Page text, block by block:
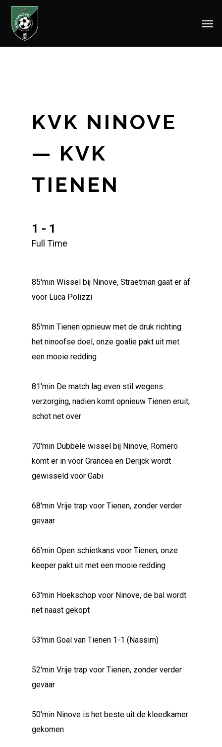
Skip
KVK NINOVE
— KVK
TIENEN
1 - 1
Full Time
85'min Wissel bij Ninove, Straetman gaat er af
voor Luca Polizzi
85'min Tienen opnieuw met de druk richting
het ninoofse doel, onze goalie pakt uit met
een mooie redding
81'min De match lag even stil wegens
verzorging, nadien komt opnieuw Tienen eruit,
schot net over
70'min Dubbele wissel bij Ninove, Romero
komt er in voor Grancea en Derijck wordt
gewisseld voor Gabi
68'min Vrije trap voor Tienen, zonder verder
gevaar
66'min Open schietkans voor Tienen, onze
keeper pakt uit met een mooie redding
63'min Hoekschop voor Ninove, de bal wordt
net naast gekopt
53'min Goal van Tienen 1-1 (Nassim)
52'min Vrije trap voor Tienen, zonder verder
gevaar
50'min Ninove is het beste uit de kleedkamer
gekomen